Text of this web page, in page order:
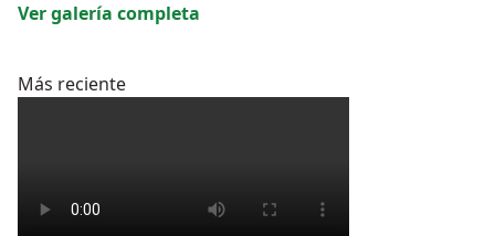
Ver galería completa
Más reciente